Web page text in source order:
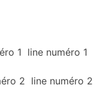
1 line numéro 1
2 line numéro 2